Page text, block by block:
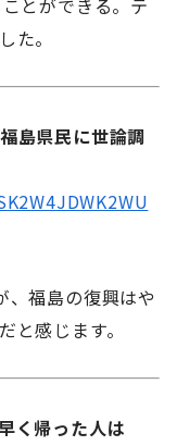
とができる。テ
た。
島県民に世論調
福島の復興はや
と感じます。
く帰った人は